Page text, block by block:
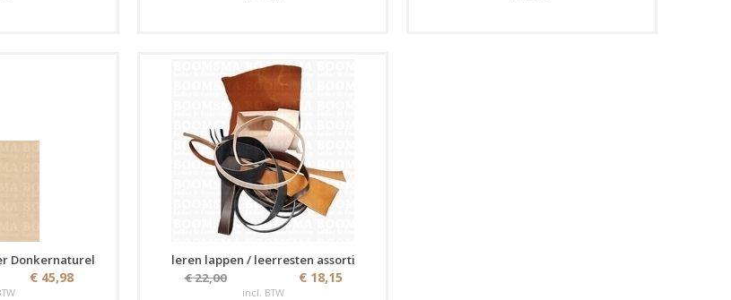
Donkernaturel
€ 45,98
leren lappen / leerresten assorti
€ 22,00
€ 18,15
incl. BTW